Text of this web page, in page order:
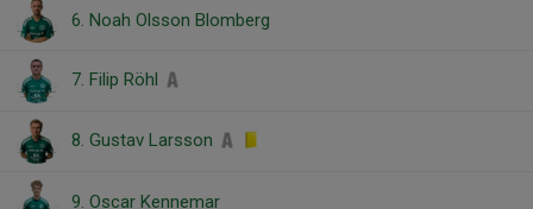
6. Noah Olsson Blomberg
7. Filip Röhl
8. Gustav Larsson
9. Oscar Kennemar